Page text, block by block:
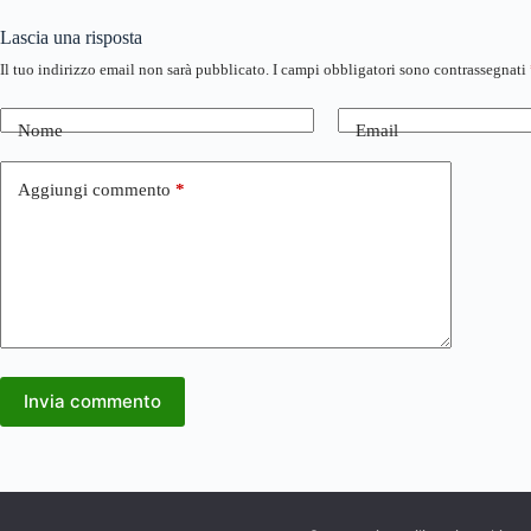
Lascia una risposta
Il tuo indirizzo email non sarà pubblicato. I campi obbligatori sono contrassegnati
Nome Email
Aggiungi commento *
Invia commento